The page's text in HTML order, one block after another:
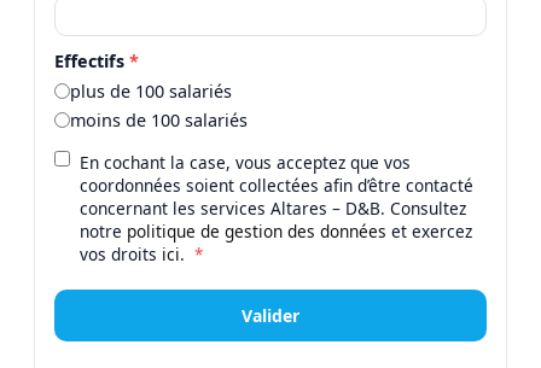
Effectifs *
plus de 100 salariés
moins de 100 salariés
En cochant la case, vous acceptez que vos
coordonnées soient collectées afin d’être contacté
concernant les services Altares – D&B. Consultez
notre politique de gestion des données et exercez
vos droits ici. *
Valider